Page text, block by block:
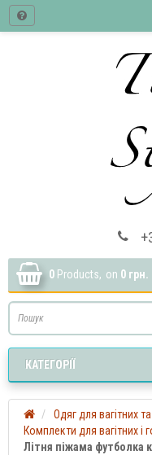
0 Products, on 0 грн.
КАТЕГОРІЇ
Одяг для вагітних
Комплекти для вагітних і
Літня піжама